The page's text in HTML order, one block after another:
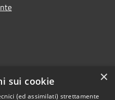
×
sui cookie
(ed assimilati) strettamente